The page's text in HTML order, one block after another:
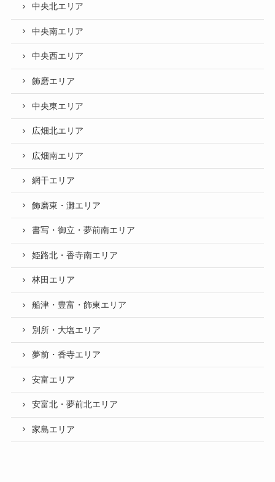
中央北エリア
中央南エリア
中央西エリア
飾磨エリア
中央東エリア
広畑北エリア
広畑南エリア
網干エリア
飾磨東・灘エリア
書写・御立・夢前南エリア
姫路北・香寺南エリア
林田エリア
船津・豊富・飾東エリア
別所・大塩エリア
夢前・香寺エリア
安富エリア
安富北・夢前北エリア
家島エリア